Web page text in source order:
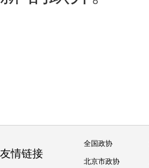
友情链接
全国政协
北京市政协